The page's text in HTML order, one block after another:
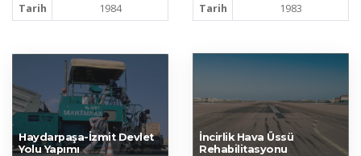
Tarih
1984
Tarih
1983
Haydarpaşa-İzmit Devlet
Yolu Yapımı
İncirlik Hava Üssü
Rehabilitasyonu